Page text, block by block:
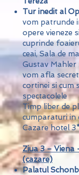
Tur inedit al
vom patrunde
opere vieneze
cuprinde
ceai, Sala de
Gustav Mahler
vom afla
cortinei si cum
spectacolele
Timp liber de
cumparaturi in
Cazare hotel
Ziua 3 – Viena
(cazare)
Palatul